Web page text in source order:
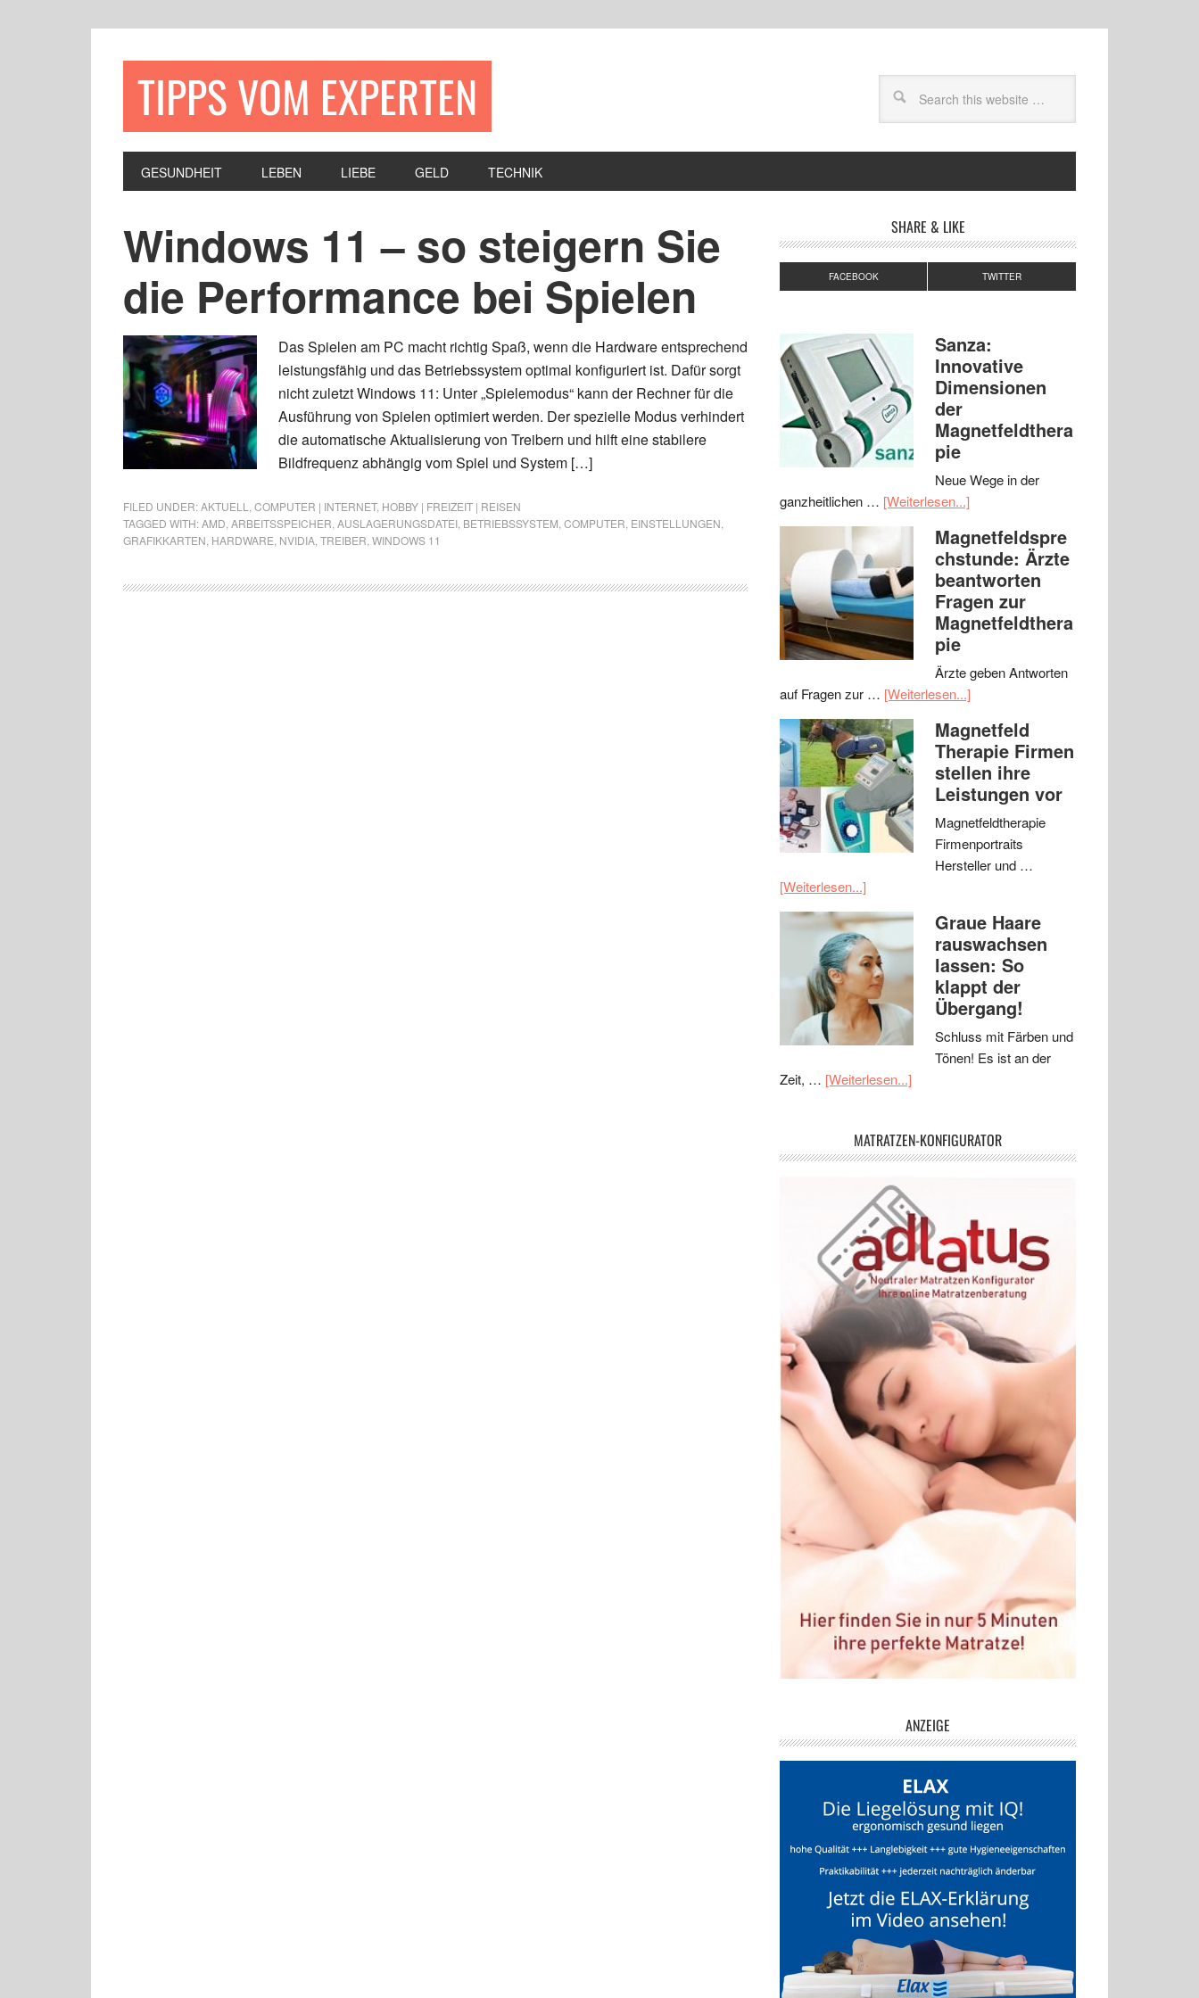
TIPPS VOM EXPERTEN
GESUNDHEIT LEBEN LIEBE GELD TECHNIK
Windows 11 – so steigern Sie
die Performance bei Spielen
Das Spielen am PC macht richtig Spaß, wenn die Hardware entsprechend
leistungsfähig und das Betriebssystem optimal konfiguriert ist. Dafür sorgt
nicht zuletzt Windows 11: Unter „Spielemodus“ kann der Rechner für die
Ausführung von Spielen optimiert werden. Der spezielle Modus verhindert
die automatische Aktualisierung von Treibern und hilft eine stabilere
Bildfrequenz abhängig vom Spiel und System […]
FILED UNDER:AKTUELL COMPUTER | INTERNET, HOBBY | FREIZEIT | REISEN
TAGGED WITH:AMD ARBEITSSPEICHER AUSLAGERUNGSDATEI BETRIEBSSYSTEM COMPUTER EINSTELLUNGEN
GRAFIKKARTEN HARDWARE NVIDIA TREIBER WINDOWS 11
SHARE & LIKE
FACEBOOK TWITTER
Sanza:
Innovative
Dimensionen
der
Magnetfeldthera
pie
Neue Wege in der
ganzheitlichen … [Weiterlesen...]
Magnetfeldspre
chstunde: Ärzte
beantworten
Fragen zur
Magnetfeldthera
pie
Ärzte geben Antworten
auf Fragen zur … [Weiterlesen...]
Magnetfeld
Therapie Firmen
stellen ihre
Leistungen vor
Magnetfeldtherapie
Firmenportraits
Hersteller und …
[Weiterlesen...]
Graue Haare
rauswachsen
lassen: So
klappt der
Übergang!
Schluss mit Färben und
Tönen! Es ist an der
Zeit, … [Weiterlesen...]
MATRATZEN-KONFIGURATOR
ANZEIGE